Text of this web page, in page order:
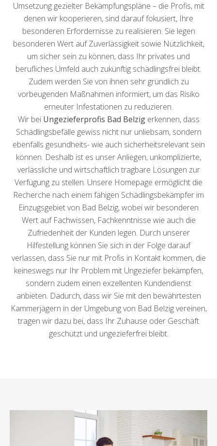
Umsetzung gezielter Bekämpfungspläne – die Profis, mit
denen wir kooperieren, sind darauf fokusiert, Ihre
besonderen Erfordernisse zu realisieren. Sie legen
besonderen Wert auf Zuverlässigkeit sowie Nützlichkeit,
um sicher sein zu können, dass Ihr privates und
berufliches Umfeld auch zukünftig schädlingsfrei bleibt.
Zudem werden Sie von ihnen sehr gründlich zu
vorbeugenden Maßnahmen informiert, um das Risiko
erneuter Infestationen zu reduzieren.
Wir bei Ungezieferprofis Bad Belzigerkennen, dass
Schädlingsbefälle gewiss nicht nur unliebsam, sondern
ebenfalls gesundheits- wie auch sicherheitsrelevant sein
können. Deshalb ist es unser Anliegen, unkomplizierte,
verlässliche und wirtschaftlich tragbare Lösungen zur
Verfügung zu stellen. Unsere Homepage ermöglicht die
Recherche nach einem fähigen Schädlingsbekämpfer im
Einzugsgebiet von Bad Belzig, wobei wir besonderen
Wert auf Fachwissen, Fachkenntnisse wie auch die
Zufriedenheit der Kunden legen. Durch unserer
Hilfestellung können Sie sich in der Folge darauf
verlassen, dass Sie nur mit Profis in Kontakt kommen, die
keineswegs nur Ihr Problem mit Ungeziefer bekämpfen,
sondern zudem einen exzellenten Kundendienst
anbieten. Dadurch, dass wir Sie mit den bewährtesten
Kammerjägern in der Umgebung von Bad Belzig vereinen,
tragen wir dazu bei, dass Ihr Zuhause oder Geschäft
geschützt und ungezieferfrei bleibt.